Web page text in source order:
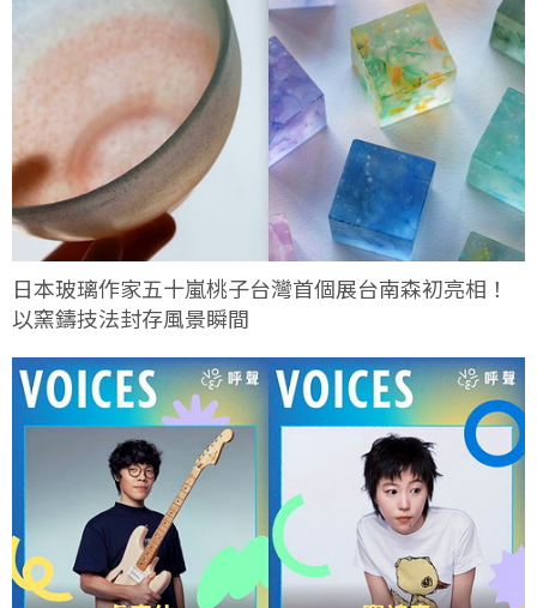
日本玻璃作家五十嵐桃子台灣首個展台南森初亮相！
以窯鑄技法封存風景瞬間